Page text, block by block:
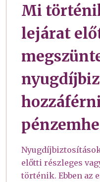
Mi
lejárat
előtti részleges
történik. Ebben az